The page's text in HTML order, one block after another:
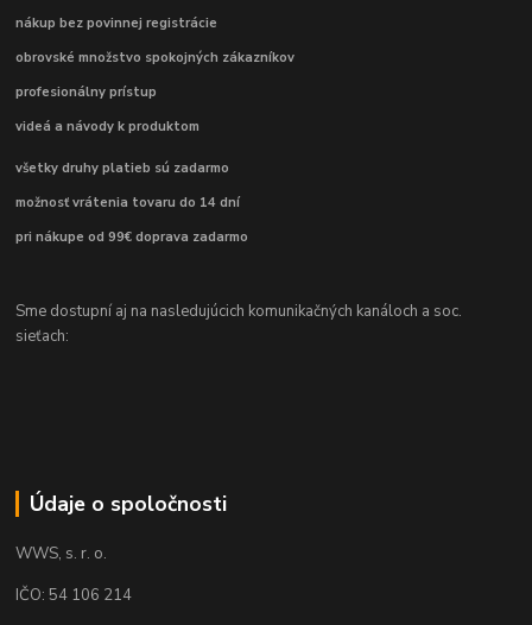
nákup bez povinnej registrácie
obrovské množstvo spokojných zákazníkov
profesionálny prístup
videá a návody k produktom
všetky druhy platieb sú zadarmo
možnosť vrátenia tovaru do 14 dní
pri nákupe od 99€ doprava zadarmo
Sme dostupní aj na nasledujúcich komunikačných kanáloch a soc.
sieťach:
Údaje o spoločnosti
WWS, s. r. o.
IČO: 54 106 214